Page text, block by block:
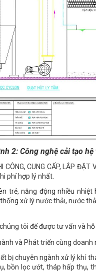
2: Công nghệ cải tạo
CUNG CẤP, LẮP
phí hợp lý nhất.
trẻ, năng động nhiều
xử lý nước thải, nước
tôi để được tư vấn và
và Phát triển cùng doanh
bị chuyên ngành xử lý khí
bồn lọc ướt, tháp hấp thụ,